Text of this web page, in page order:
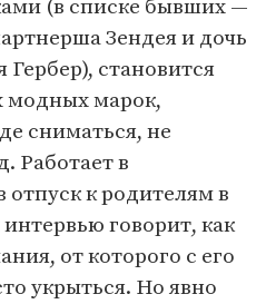
(в списке бывших —
Зендея и дочь
становится
модных марок,
сниматься, не
Работает в
к родителям в
говорит, как
от которого с его
укрыться. Но явно